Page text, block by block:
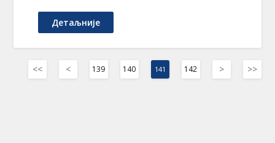
Детаљније
<< < 139 140 141 142 > >>